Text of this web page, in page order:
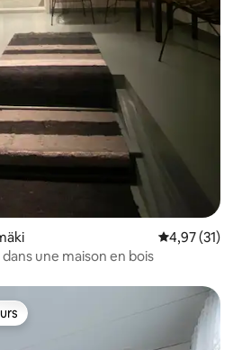
Évaluation
4,97 (31)
une maison en bois